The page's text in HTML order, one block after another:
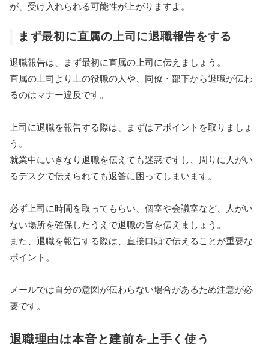
が、受け入れられる可能性が上がりますよ。
まず最初に直属の上司に退職報告をする
退職報告は、まず最初に直属の上司に伝えましょう。
直属の上司より上の役職の人や、同僚・部下から退職が伝わ
るのはマナー違反です。
上司に退職を報告する際は、まずはアポイントを取りましょ
う。
就業中にいきなり退職を伝えても迷惑ですし、周りに人がい
るデスクで伝えられても返答に困ってしまいます。
必ず上司に時間を取ってもらい、個室や会議室など、人がい
ない場所を確保したうえで退職の旨を伝えましょう。
また、退職を報告する際は、直接口頭で伝えることが重要な
ポイント。
メールでは自分の意図が伝わらない場合があるため注意が必
要です。
退職理由は本音と建前を上手く使う